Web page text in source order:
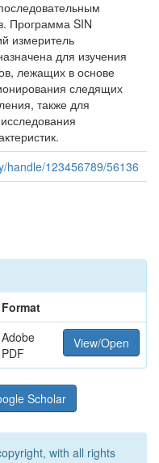
Программа SIN
измеритель
для изучения
лежащих в основе
следящих
также для
handle/123456789/56136
Format
Adobe
PDF
View/Open
Scholar
with all rights